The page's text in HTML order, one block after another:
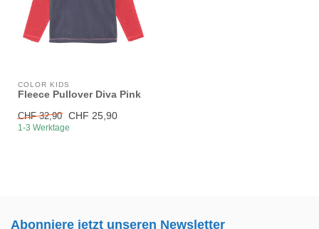
COLOR KIDS
Fleece Pullover Diva Pink
CHF 32,90 CHF 25,90
1-3 Werktage
Abonniere jetzt unseren Newsletter